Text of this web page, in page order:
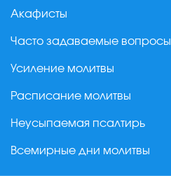
Акафисты
Часто задаваемые вопросы
Усиление молитвы
Расписание молитвы
Неусыпаемая псалтирь
Всемирные дни молитвы